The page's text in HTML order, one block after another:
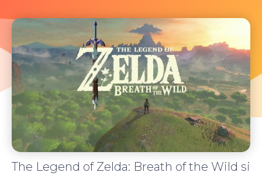
The Legend of Zelda: Breath of the Wild si